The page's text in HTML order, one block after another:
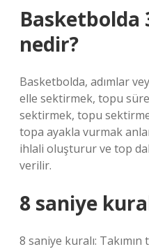
Basketbolda
nedir?
Basketbolda, adımlar
elle sektirmek, topu
sektirmek, topu
topa ayakla vurmak
ihlali oluşturur ve top
verilir.
8 saniye
8 saniye kuralı: